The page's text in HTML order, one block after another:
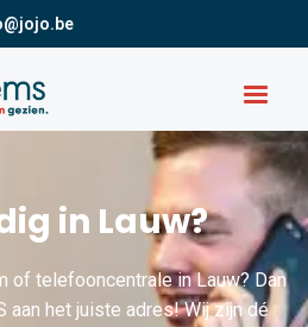
in Lauw?
of telefooncentrale in Lauw? Dan
aan het juiste adres! Wij zijn dé